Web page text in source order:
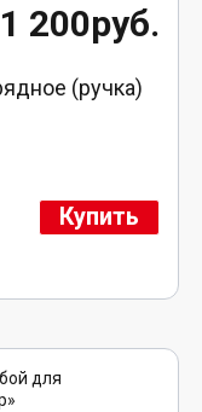
1 200руб.
(ручка)
Купить